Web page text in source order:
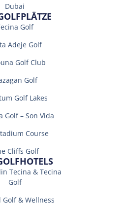
Dubai
Golf
Adeje Golf
Golf Club
Golf
Golf Lakes
Golf – Son Vida
Course
Cliffs Golf
Tecina & Tecina
Golf
Golf & Wellness